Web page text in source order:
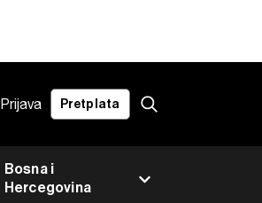
Prijava Pretplata
Bosna i
Hercegovina